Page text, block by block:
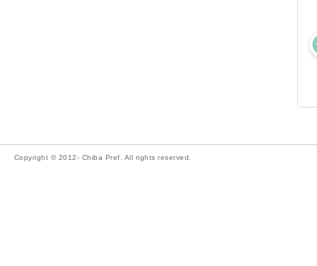
Copyright © 2012- Chiba Pref. All rights reserved.